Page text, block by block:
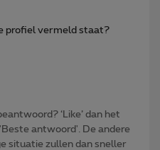
profiel vermeld staat?
‘Like’ dan het
antwoord'. De andere
situatie zullen dan sneller